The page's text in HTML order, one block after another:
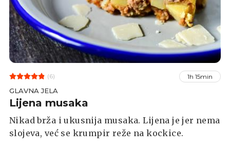
(6) 1h 15min
GLAVNA JELA
Lijena musaka
Nikad brža i ukusnija musaka. Lijena je jer nema
slojeva, već se krumpir reže na kockice.